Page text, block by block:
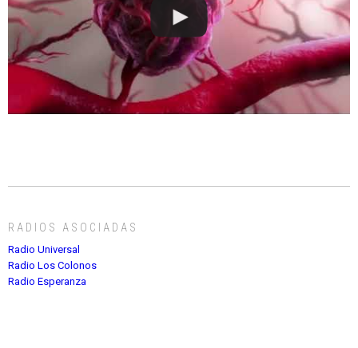
RADIOS ASOCIADAS
Radio Universal
Radio Los Colonos
Radio Esperanza